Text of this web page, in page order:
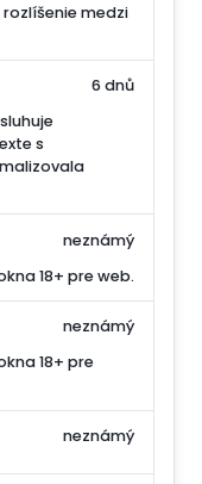
medzi
s
6 dnů
18+ pre web.
neznámý
18+ pre
neznámý
neznámý